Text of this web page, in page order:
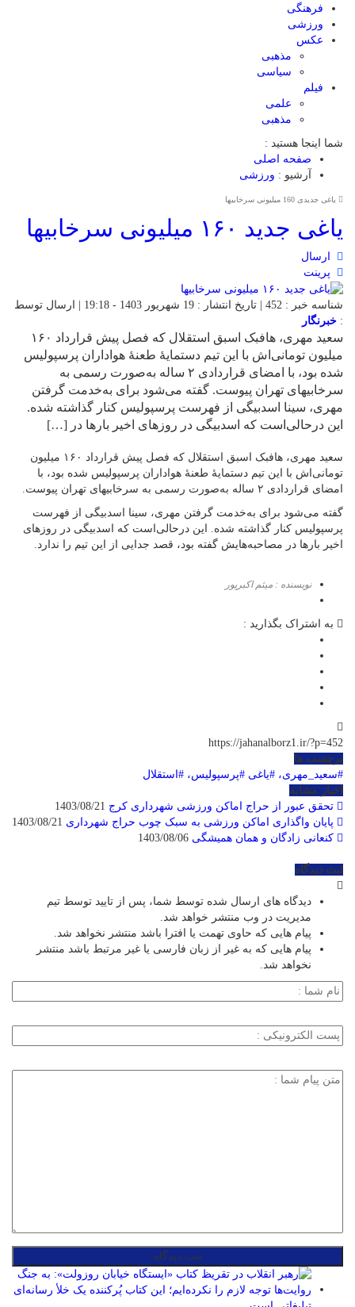
فرهنگی
ورزشی
عکس
مذهبی
سیاسی
فیلم
علمی
مذهبی
شما اینجا هستید :
صفحه اصلی
آرشیو : ورزشی
یاغی جدیدی 160 میلیونی سرخابیها
یاغی جدید ۱۶۰ میلیونی سرخابیها
ارسال
پرینت
شناسه خبر : 452 | تاریخ انتشار : 19 شهریور 1403 - 19:18 | ارسال توسط
: خبرنگار
‌سعید مهری، هافبک اسبق استقلال که فصل پیش قرارداد ۱۶۰
میلیون تومانی‌اش با این تیم دستمایۀ طعنۀ هواداران پرسپولیس
شده بود، با امضای قراردادی ۲ ساله به‌صورت رسمی به
سرخابیهای تهران پیوست. ‌گفته می‌شود برای به‌خدمت گرفتن
مهری، سینا اسدبیگی از فهرست پرسپولیس کنار گذاشته شده.
این درحالی‌است که اسدبیگی در روزهای اخیر بارها در […]
‌سعید مهری، هافبک اسبق استقلال که فصل پیش قرارداد ۱۶۰ میلیون
تومانی‌اش با این تیم دستمایۀ طعنۀ هواداران پرسپولیس شده بود، با
امضای قراردادی ۲ ساله به‌صورت رسمی به سرخابیهای تهران پیوست.
‌گفته می‌شود برای به‌خدمت گرفتن مهری، سینا اسدبیگی از فهرست
پرسپولیس کنار گذاشته شده. این درحالی‌است که اسدبیگی در روزهای
اخیر بارها در مصاحبه‌هایش گفته بود، قصد جدایی از این تیم را ندارد.
نویسنده : میثم اکبرپور
به اشتراک بگذارید :
https://jahanalborz1.ir/?p=452
برچسب ها
#سعید_مهری، #یاغی #پرسپولیس، #استقلال
اخبار مشابه
تحقق عبور از حراج اماکن ورزشی شهرداری کرج
پایان واگذاری اماکن ورزشی به سبک چوب حراج شهرداری
کنعانی زادگان و همان همیشگی
ثبت دیدگاه
دیدگاه های ارسال شده توسط شما، پس از تایید توسط تیم
مدیریت در وب منتشر خواهد شد.
پیام هایی که حاوی تهمت یا افترا باشد منتشر نخواهد شد.
پیام هایی که به غیر از زبان فارسی یا غیر مرتبط باشد منتشر
نخواهد شد.